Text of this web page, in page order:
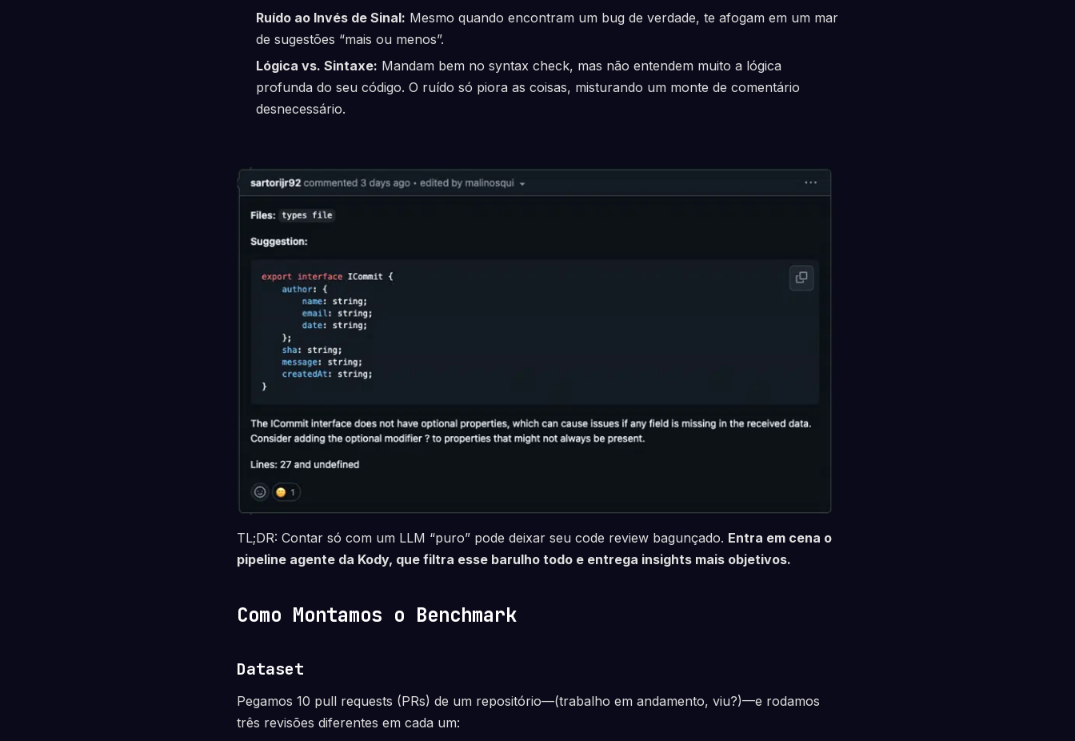
Ruído ao Invés de Sinal: Mesmo quando encontram um bug de verdade, te afogam em um mar
de sugestões “mais ou menos”.
Lógica vs. Sintaxe: Mandam bem no syntax check, mas não entendem muito a lógica
profunda do seu código. O ruído só piora as coisas, misturando um monte de comentário
desnecessário.
TL;DR: Contar só com um LLM “puro” pode deixar seu code review bagunçado. Entra em cena o
pipeline agente da Kody, que filtra esse barulho todo e entrega insights mais objetivos.
Como Montamos o Benchmark
Dataset
Pegamos 10 pull requests (PRs) de um repositório—(trabalho em andamento, viu?)—e rodamos
três revisões diferentes em cada um: